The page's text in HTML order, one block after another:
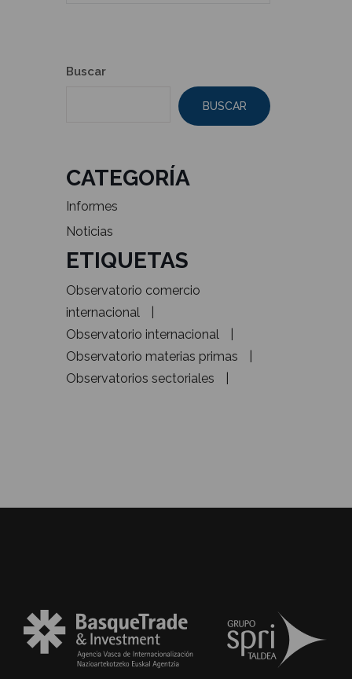
Buscar
BUSCAR
CATEGORÍA
Informes
Noticias
ETIQUETAS
Observatorio comercio
internacional
Observatorio internacional
Observatorio materias primas
Observatorios sectoriales